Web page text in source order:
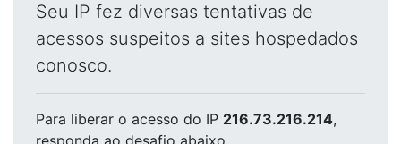
Seu IP fez diversas tentativas de
acessos suspeitos a sites hospedados
conosco.
Para liberar o acesso do IP 216.73.216.214,
responda ao desafio abaixo.